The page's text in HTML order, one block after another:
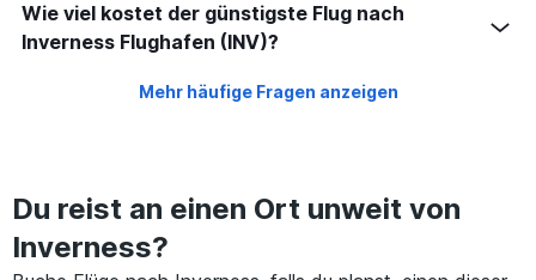
Wie viel kostet der günstigste Flug nach
Inverness Flughafen (INV)?
Mehr häufige Fragen anzeigen
Du reist an einen Ort unweit von
Inverness?